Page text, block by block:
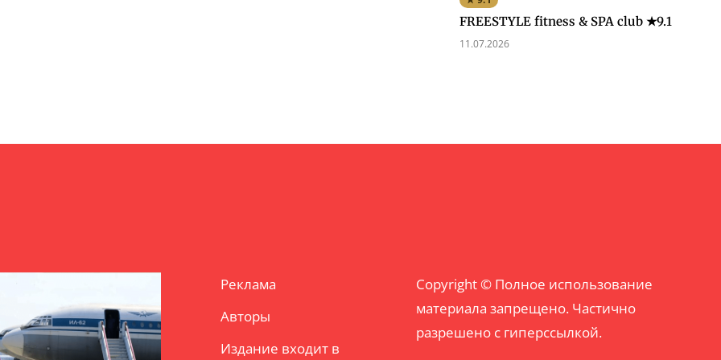
FREESTYLE fitness & SPA club ★9.1
11.07.2026
Реклама
Авторы
Издание входит в
Copyright © Полное использование
материала запрещено. Частично
разрешено с гиперссылкой.